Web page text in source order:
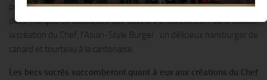
printanières comme la Salade de crabe au pamplemousse rose,
plats français et asiatiques aux saveurs ensoleillées… sans oublier
la création du Chef, l’Asian-Style Burger : un délicieux hamburger de
canard et tourteau à la cantonaise.
Les becs sucrés succomberont quant à eux aux créations du Chef